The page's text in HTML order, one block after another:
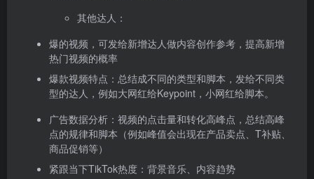
其他达人：
爆的视频，可发给新增达人做内容创作参考，提高新增
热门视频的概率
爆款视频特点：总结成不同的类型和脚本，发给不同类
型的达人，例如大网红给Keypoint，小网红给脚本。
广告数据分析：视频的点击量和转化高峰点，总结高峰
点的规律和脚本（例如峰值会出现在产品卖点、T补贴、
商品促销等）
紧跟当下TikTok热度：背景音乐、内容趋势